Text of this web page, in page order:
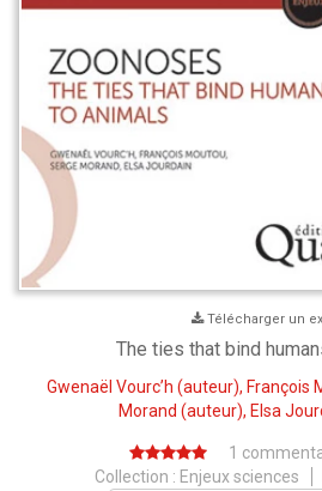
Télécharger un
The ties that bind
Gwenaël Vourc’h (auteur), François
Morand (auteur), Elsa
1
Collection : Enjeux sciences